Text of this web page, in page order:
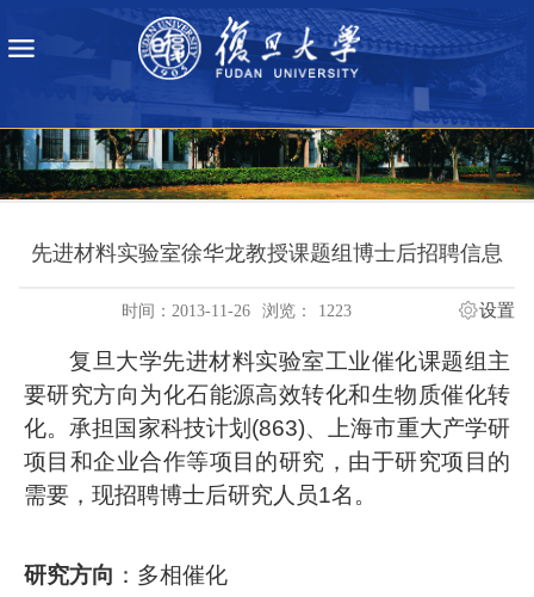
先进材料实验室徐华龙教授课题组博士后招聘信息
时间：2013-11-26 浏览： 1223 设置
复旦大学先进材料实验室工业催化课题组主
要研究方向为化石能源高效转化和生物质催化转
化。承担国家科技计划 (863)、上海市重大产学研
项目和企业合作等项目的研究，由于研究项目的
需要，现招聘博士后研究人员1名。
研究方向 ：多相催化